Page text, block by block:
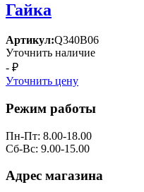
Гайка
Артикул:Q340B06
Уточнить наличие
- ₽
Уточнить цену
Режим работы
Пн-Пт: 8.00-18.00
Сб-Вс: 9.00-15.00
Адрес магазина